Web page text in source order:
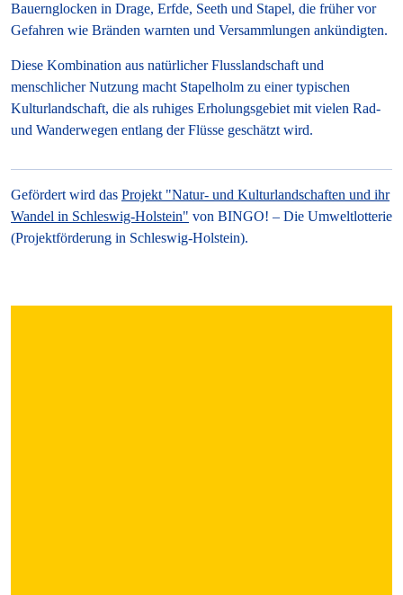
Bauernglocken in Drage, Erfde, Seeth und Stapel, die früher vor
Gefahren wie Bränden warnten und Versammlungen ankündigten.
Diese Kombination aus natürlicher Flusslandschaft und
menschlicher Nutzung macht Stapelholm zu einer typischen
Kulturlandschaft, die als ruhiges Erholungsgebiet mit vielen Rad-
und Wanderwegen entlang der Flüsse geschätzt wird.
Gefördert wird das Projekt "Natur- und Kulturlandschaften und ihr
Wandel in Schleswig-Holstein" von BINGO! – Die Umweltlotterie
(Projektförderung in Schleswig-Holstein).